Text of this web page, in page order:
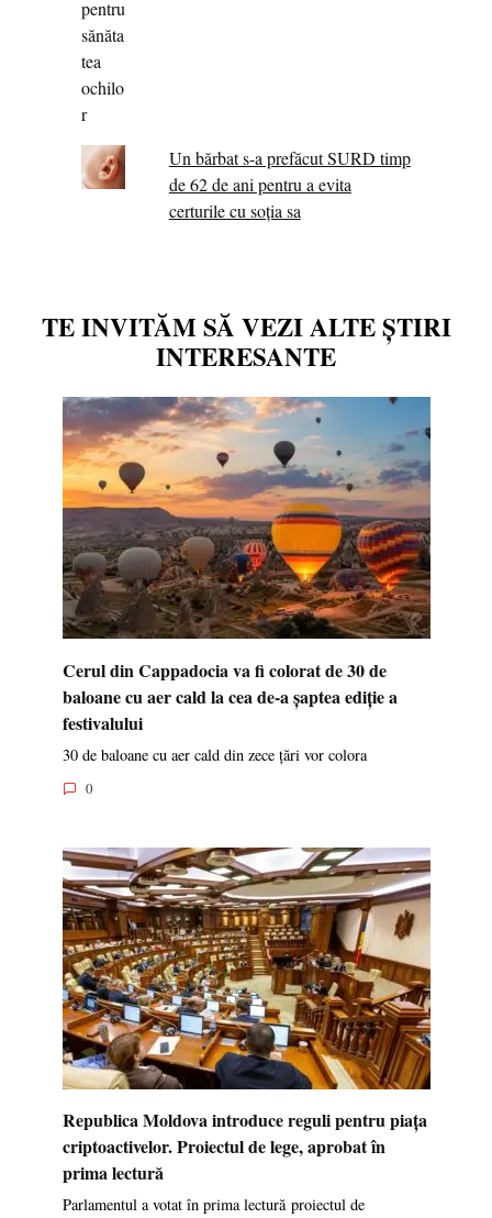
Un bărbat s-a prefăcut SURD timp
de 62 de ani pentru a evita
certurile cu soția sa
TE INVITĂM SĂ VEZI ALTE ȘTIRI
INTERESANTE
Cerul din Cappadocia va fi colorat de 30 de
baloane cu aer cald la cea de-a șaptea ediție a
festivalului
30 de baloane cu aer cald din zece țări vor colora
0
Republica Moldova introduce reguli pentru piața
criptoactivelor. Proiectul de lege, aprobat în
prima lectură
Parlamentul a votat în prima lectură proiectul de